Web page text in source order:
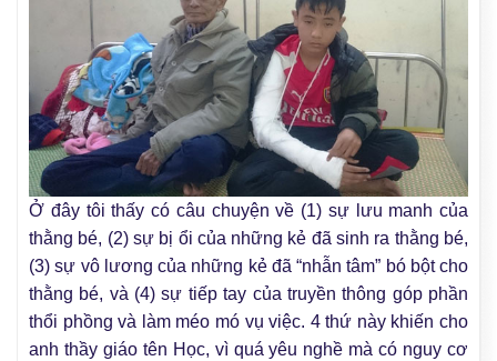
Ở đây tôi thấy có câu chuyện về (1) sự lưu manh của
thằng bé, (2) sự bị ổi của những kẻ đã sinh ra thằng bé,
(3) sự vô lương của những kẻ đã “nhẫn tâm” bó bột cho
thằng bé, và (4) sự tiếp tay của truyền thông góp phần
thổi phồng và làm méo mó vụ việc. 4 thứ này khiến cho
anh thầy giáo tên Học, vì quá yêu nghề mà có nguy cơ